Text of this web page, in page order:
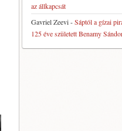
az állkapcsát
Gavriel Zeevi-Sáptól a gízai
125 éve született Benamy